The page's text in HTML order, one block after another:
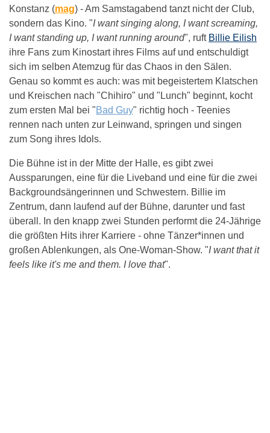
Konstanz (mag) -Am Samstagabend tanzt nicht der Club,
sondern das Kino. "I want singing along, I want screaming,
I want standing up, I want running around", ruft Billie Eilish
ihre Fans zum Kinostart ihres Films auf und entschuldigt
sich im selben Atemzug für das Chaos in den Sälen.
Genau so kommt es auch: was mit begeistertem Klatschen
und Kreischen nach "Chihiro" und "Lunch" beginnt, kocht
zum ersten Mal bei "Bad Guy" richtig hoch - Teenies
rennen nach unten zur Leinwand, springen und singen
zum Song ihres Idols.
Die Bühne ist in der Mitte der Halle, es gibt zwei
Aussparungen, eine für die Liveband und eine für die zwei
Backgroundsängerinnen und Schwestern. Billie im
Zentrum, dann laufend auf der Bühne, darunter und fast
überall. In den knapp zwei Stunden performt die 24-Jährige
die größten Hits ihrer Karriere - ohne Tänzer*innen und
großen Ablenkungen, als One-Woman-Show. "I want that it
feels like it's me and them. I love that".